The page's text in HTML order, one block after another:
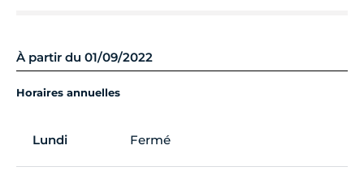
À partir du 01/09/2022
Horaires annuelles
Lundi Fermé